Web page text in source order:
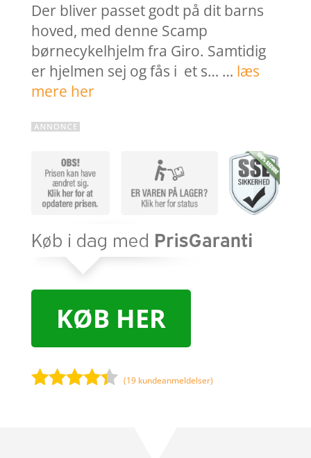
Der bliver passet godt på dit barns
hoved, med denne Scamp
børnecykelhjelm fra Giro. Samtidig
er hjelmen sej og fås i et s… … læs
mere her
KØB HER
(19 kundeanmeldelser)